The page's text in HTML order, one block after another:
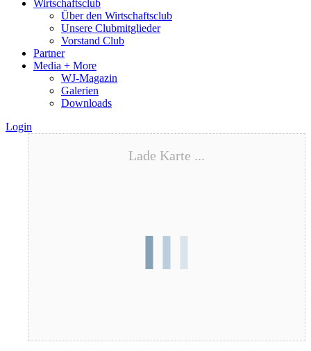
Wirtschaftsclub
Über den Wirtschaftsclub
Unsere Clubmitglieder
Vorstand Club
Partner
Media + More
WJ-Magazin
Galerien
Downloads
Login
Lade Karte ...